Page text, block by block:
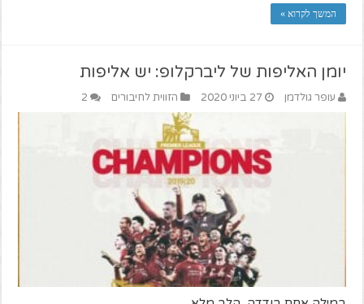
המשך לקרוא »
יומן האליפות של ליברקלופ: יש אליפות
עופר גולדמן 27 ביוני 2020 הזווית לחיבורים 2